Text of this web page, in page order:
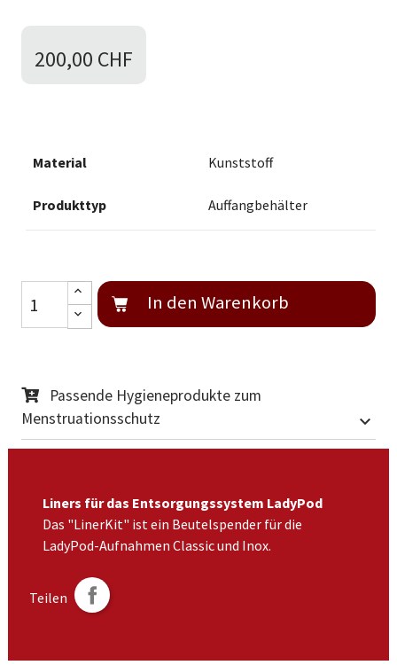
200,00 CHF
Material Kunststoff
Produkttyp Auffangbehälter
In den Warenkorb
Passende Hygieneprodukte zum
Menstruationsschutz
keyboard_arrow_down
Liners für das Entsorgungssystem LadyPod
Das "LinerKit" ist ein Beutelspender für die
LadyPod-Aufnahmen Classic und Inox.
Teilen